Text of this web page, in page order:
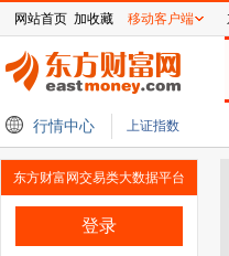
网站首页 加收藏 移动客户端
行情中心 上证指数
市场增速领跑亚洲 明天，打新
东方财富网交易类大数据平台
登录